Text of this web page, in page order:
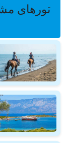
تورهای